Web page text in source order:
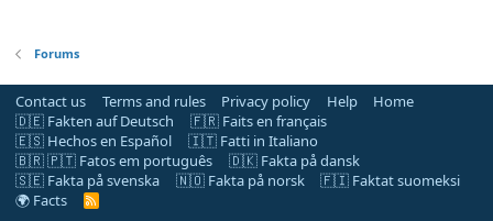
Forums
Contact us Terms and rules Privacy policy Help
Home
🇩🇪 Fakten auf Deutsch
🇫🇷 Faits en français
🇪🇸 Hechos en Español
🇮🇹 Fatti in Italiano
🇧🇷 🇵🇹 Fatos em português
🇩🇰 Fakta på dansk
🇸🇪 Fakta på svenska
🇳🇴 Fakta på norsk
🇫🇮 Faktat suomeksi
🌍 Facts
R